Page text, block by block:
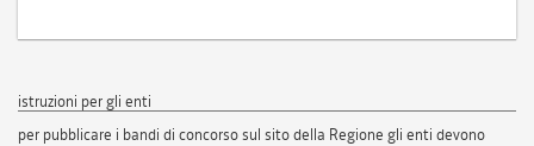
istruzioni per gli enti
per pubblicare i bandi di concorso sul sito della Regione gli enti devono